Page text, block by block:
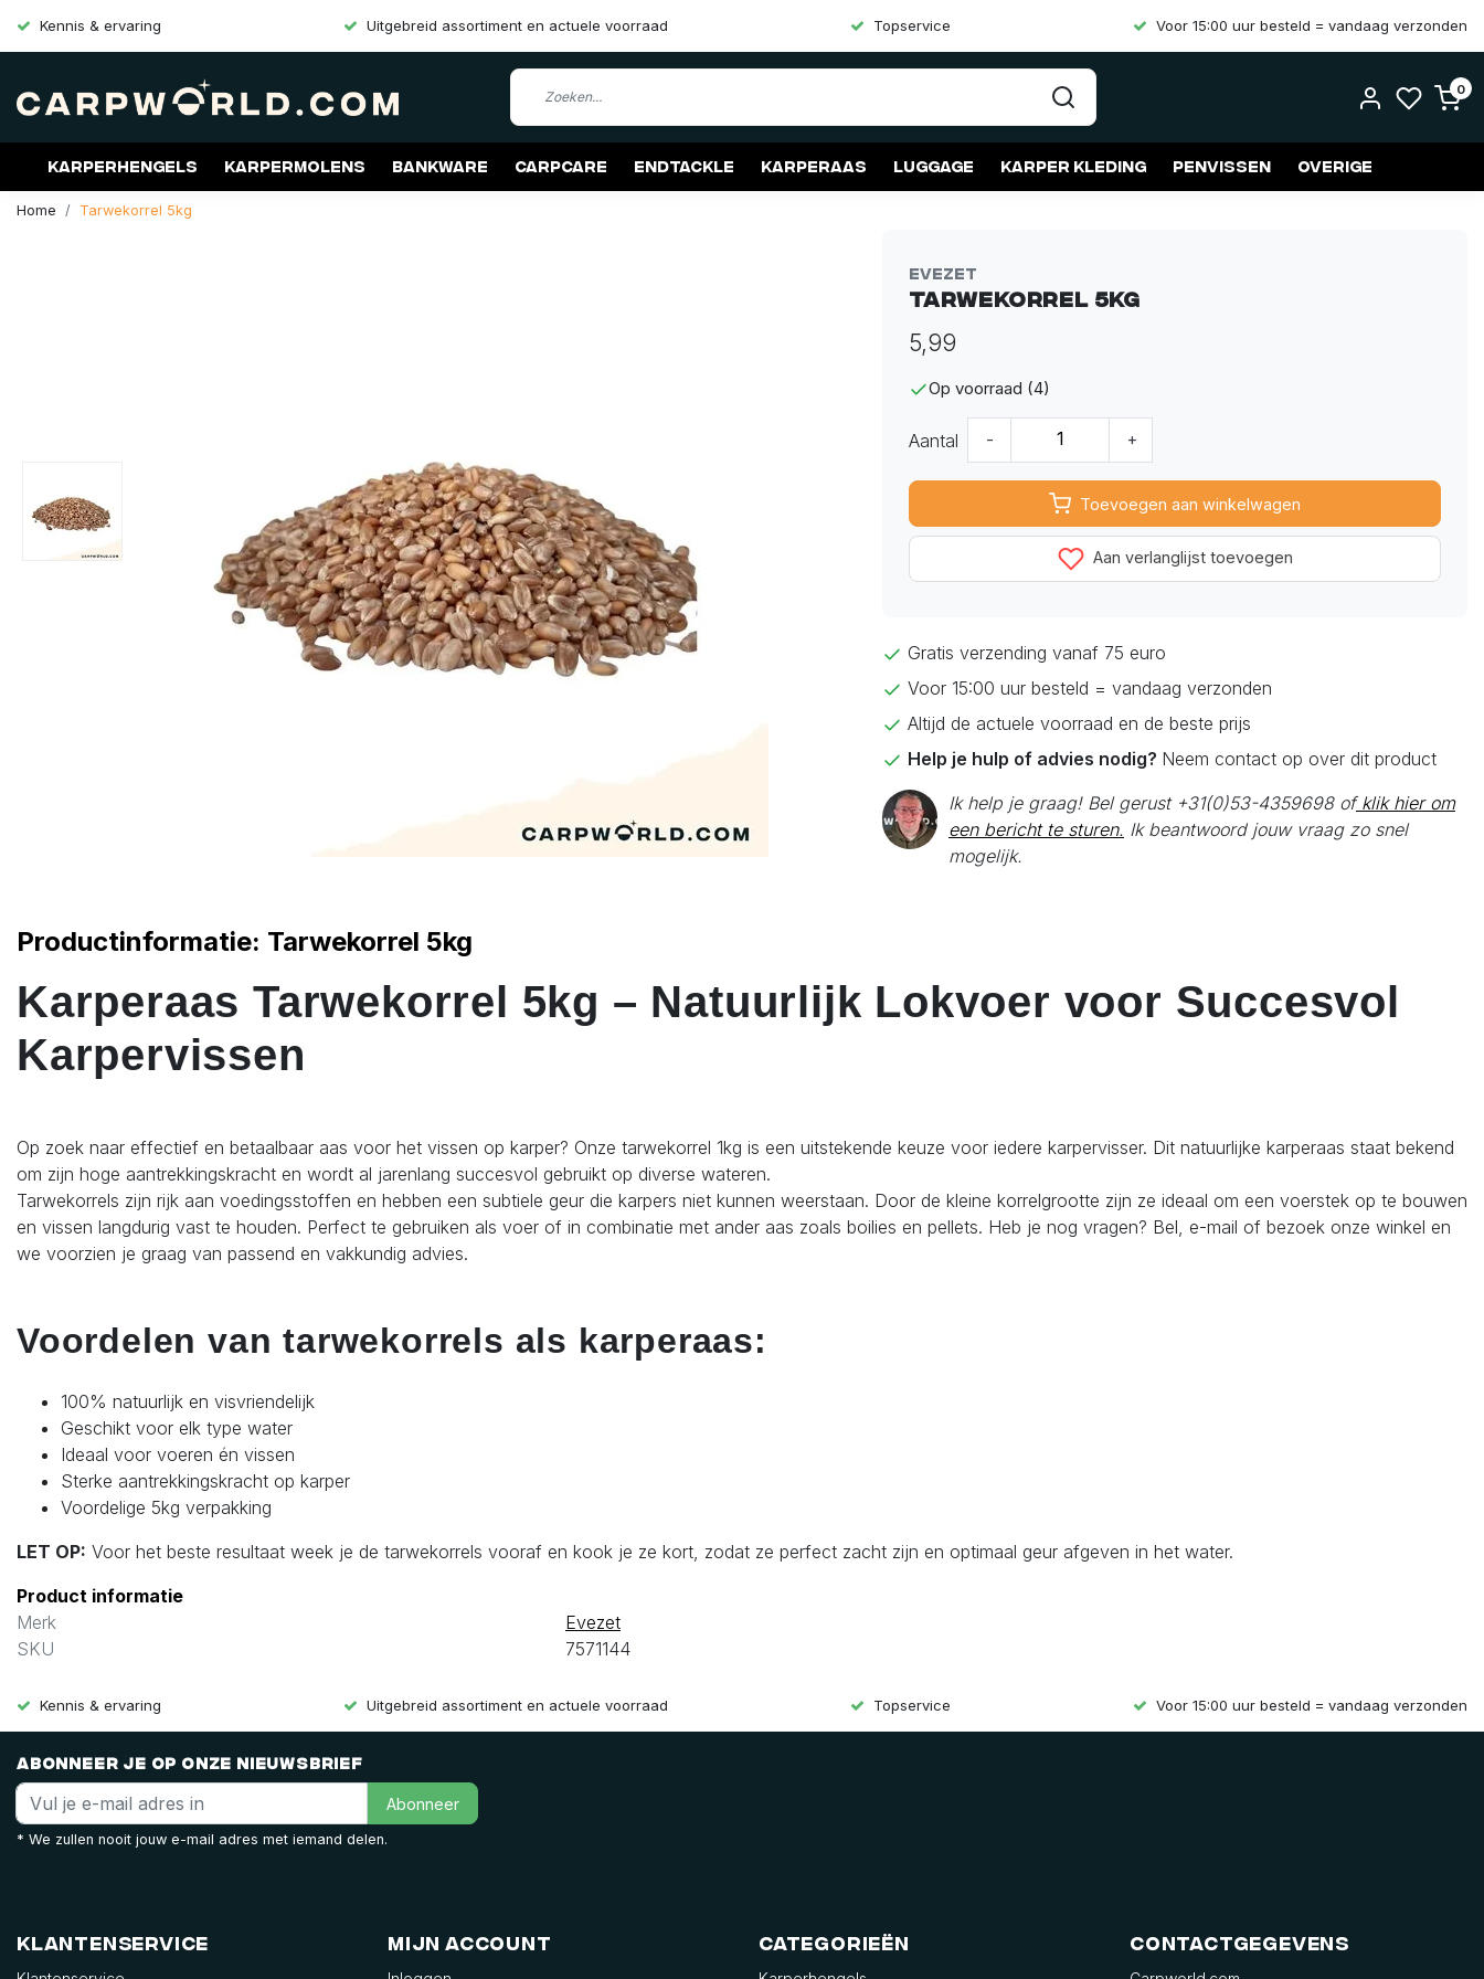
Kennis & ervaring Uitgebreid assortiment en actuele voorraad Topservice Voor 15:00 uur besteld = vandaag verzonden
0
Karperhengels Karpermolens Bankware Carpcare Endtackle Karperaas Luggage Karper kleding Penvissen Overige
Merken Aanbiedingen
Home Tarwekorrel 5kg
Evezet
Tarwekorrel 5kg
5,99
Op voorraad (4)
Aantal - +
Toevoegen aan winkelwagen
Aan verlanglijst toevoegen
Gratis verzending vanaf 75 euro
Voor 15:00 uur besteld = vandaag verzonden
Altijd de actuele voorraad en de beste prijs
Help je hulp of advies nodig? Neem contact op over dit product
Ik help je graag! Bel gerust +31(0)53-4359698 ofklik hier om
een bericht te sturen. Ik beantwoord jouw vraag zo snel
mogelijk.
Productinformatie: Tarwekorrel 5kg
Karperaas Tarwekorrel 5kg – Natuurlijk Lokvoer voor Succesvol
Karpervissen
Op zoek naar effectief en betaalbaar aas voor het vissen op karper? Onze tarwekorrel 1kg is een uitstekende keuze voor iedere karpervisser. Dit natuurlijke karperaas staat bekend
om zijn hoge aantrekkingskracht en wordt al jarenlang succesvol gebruikt op diverse wateren.
Tarwekorrels zijn rijk aan voedingsstoffen en hebben een subtiele geur die karpers niet kunnen weerstaan. Door de kleine korrelgrootte zijn ze ideaal om een voerstek op te bouwen
en vissen langdurig vast te houden. Perfect te gebruiken als voer of in combinatie met ander aas zoals boilies en pellets. Heb je nog vragen? Bel, e-mail of bezoek onze winkel en
we voorzien je graag van passend en vakkundig advies.
Voordelen van tarwekorrels als karperaas:
100% natuurlijk en visvriendelijk
Geschikt voor elk type water
Ideaal voor voeren én vissen
Sterke aantrekkingskracht op karper
Voordelige 5kg verpakking
LET OP: Voor het beste resultaat week je de tarwekorrels vooraf en kook je ze kort, zodat ze perfect zacht zijn en optimaal geur afgeven in het water.
Product informatie
Merk
Evezet
SKU
7571144
Kennis & ervaring Uitgebreid assortiment en actuele voorraad Topservice Voor 15:00 uur besteld = vandaag verzonden
Abonneer je op onze nieuwsbrief
Abonneer
* We zullen nooit jouw e-mail adres met iemand delen.
Klantenservice Mijn account Categorieën Contactgegevens